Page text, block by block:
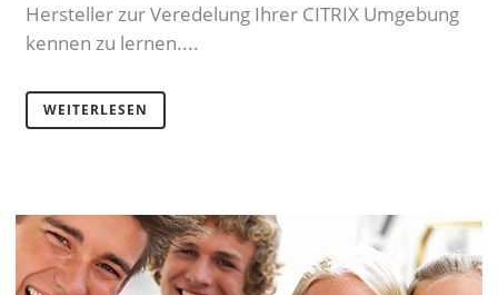
Hersteller zur Veredelung Ihrer CITRIX Umgebung
kennen zu lernen....
WEITERLESEN